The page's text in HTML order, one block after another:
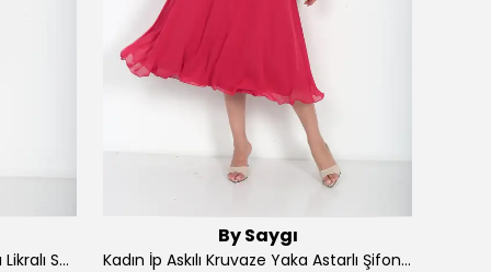
Kadın Ön Arka V Yaka Yırtmaçlı Likralı Scuba Midi Elbise - Lacivert
By Saygı
Kadın İp Askılı Kruvaze Yaka Astarlı Şifon Kloş Midi Elbise - Kırmızı